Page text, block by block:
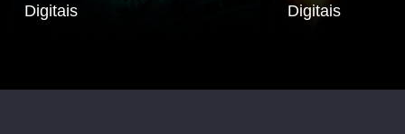
Digitais
Digitais